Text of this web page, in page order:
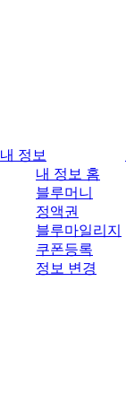
내 정보
내 정보 홈
블루머니
정액권
블루마일리지
쿠폰등록
정보 변경